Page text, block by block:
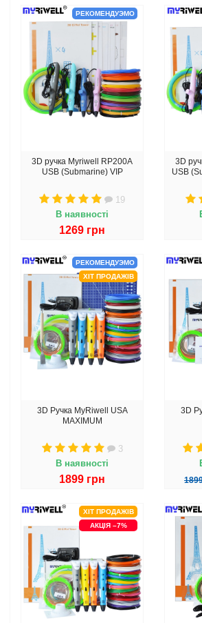
РЕКОМЕНДУЭМО
3D ручка Myriwell RP200A
USB (Submarine) VIP
19
В наявності
1269 грн
3D
USB
РЕКОМЕНДУЭМО
ХІТ ПРОДАЖІВ
3D Ручка MyRiwell USA
MAXIMUM
3
В наявності
1899 грн
3D
ХІТ ПРОДАЖІВ
АКЦІЯ –7%